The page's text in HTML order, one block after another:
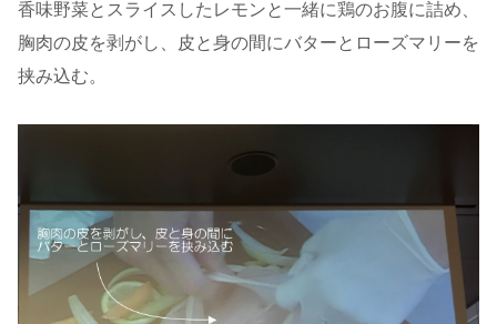
香味野菜とスライスしたレモンと一緒に鶏のお腹に詰め、
胸肉の皮を剥がし、皮と身の間にバターとローズマリーを
挟み込む。